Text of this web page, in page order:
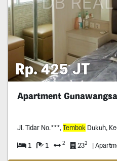
Rp. 425 JT
Apartment
Jl. Tidar No.***,Tembok Dukuh,
1 1 2 232 |